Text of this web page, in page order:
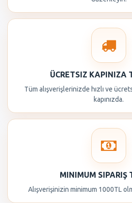
ÜCRETSIZ KAPINIZA
Tüm alışverişlerinizde hızlı ve
kapınızda.
MINIMUM SIPARIŞ
Alışverişinizin minimum 1000TL